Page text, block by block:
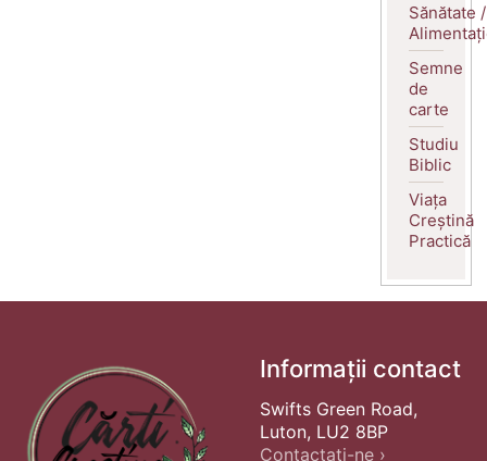
Sănătate /
Semne
de
carte
Studiu
Biblic
Viața
Creștină
Practică
Informații contact
Swifts Green Road,
Luton, LU2 8BP
Contactați-ne ›